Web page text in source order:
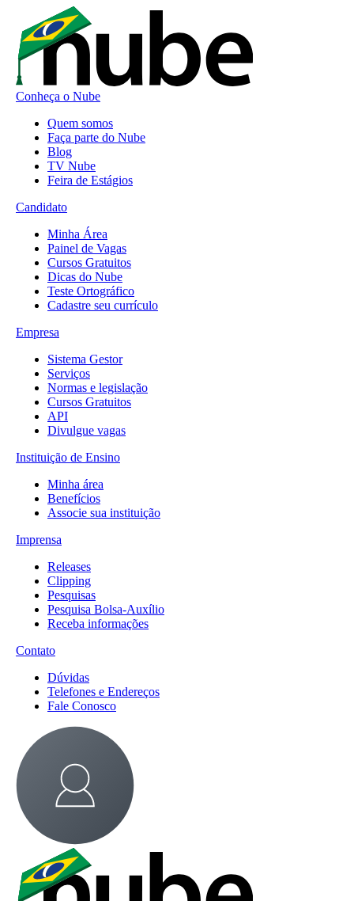
Conheça o Nube
Quem somos
Faça parte do Nube
Blog
TV Nube
Feira de Estágios
Candidato
Minha Área
Painel de Vagas
Cursos Gratuitos
Dicas do Nube
Teste Ortográfico
Cadastre seu currículo
Empresa
Sistema Gestor
Serviços
Normas e legislação
Cursos Gratuitos
API
Divulgue vagas
Instituição de Ensino
Minha área
Benefícios
Associe sua instituição
Imprensa
Releases
Clipping
Pesquisas
Pesquisa Bolsa-Auxílio
Receba informações
Contato
Dúvidas
Telefones e Endereços
Fale Conosco